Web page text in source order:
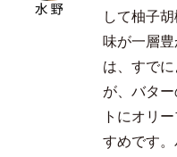
して柚子
味が一層
は、すで
が、バタ
トにオリ
すめです